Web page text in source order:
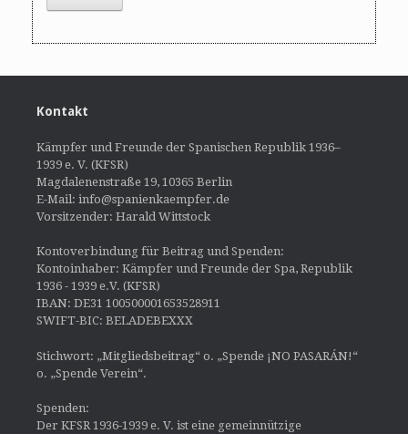
Kontakt
Kämpfer und Freunde der Spanischen Republik 1936–
1939 e. V. (KFSR)
Magdalenenstraße 19, 10365 Berlin
E-Mail: info@spanienkaempfer.de
Vorsitzender: Harald Wittstock
Kontoverbindung für Beitrag und Spenden:
Kontoinhaber: Kämpfer und Freunde der Spa, Republik
1936 - 1939 e.V. (KFSR)
IBAN: DE31 100500001653528911
SWIFT-BIC: BELADEBEXXX
Stichwort: „Mitgliedsbeitrag“ o. „Spende ¡NO PASARÁN!“
o. „Spende Verein“.
Spenden:
Der KFSR 1936-1939 e. V. ist eine gemeinnützige